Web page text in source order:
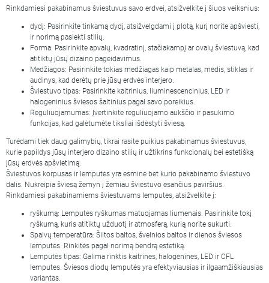
Rinkdamiesi pakabinamus šviestuvus savo erdvei, atsižvelkite į šiuos veiksnius:
dydį: Pasirinkite tinkamą dydį, atsižvelgdami į plotą, kurį norite apšviesti,
ir norimą pasiekti stilių.
Forma: Pasirinkite apvalų, kvadratinį, stačiakampį ar ovalų šviestuvą, kad
atitiktų jūsų dizaino pageidavimus.
Medžiagos: Pasirinkite tokias medžiagas kaip metalas, medis, stiklas ir
audinys, kad derėtų prie jūsų erdvės interjero.
Šviestuvo tipas: Pasirinkite kaitrinius, liuminescencinius, LED ir
halogeninius šviesos šaltinius pagal savo poreikius.
Reguliuojamumas: Įvertinkite reguliuojamo aukščio ir pasukimo
funkcijas, kad galėtumėte tiksliai išdėstyti šviesą.
Turėdami tiek daug galimybių, tikrai rasite puikius pakabinamus šviestuvus,
kurie papildys jūsų interjero dizaino stilių ir užtikrins funkcionalų bei estetišką
jūsų erdvės apšvietimą.
Šviestuvos korpusas ir lemputės yra esminė bet kurio pakabinamo šviestuvo
dalis. Nukreipia šviesą žemyn į žemiau šviestuvo esančius paviršius.
Rinkdamiesi pakabinamiems šviestuvams lemputes, atsižvelkite į:
ryškumą: Lemputės ryškumas matuojamas liumenais. Pasirinkite tokį
ryškumą, kuris atitiktų užduotį ir atmosferą, kurią norite sukurti.
Spalvų temperatūra: Šiltos baltos, švelnios baltos ir dienos šviesos
lemputės. Rinkitės pagal norimą bendrą estetiką.
Lemputės tipas: Galima rinktis kaitrines, halogenines, LED ir CFL
lemputes. Šviesos diodų lemputės yra efektyviausias ir ilgaamžiškiausias
variantas.